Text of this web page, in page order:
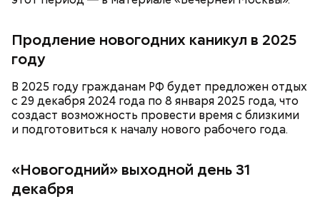
Продление новогодних каникул в 2025
году
В 2025 году гражданам РФ будет предложен отдых
с 29 декабря 2024 года по 8 января 2025 года, что
создаст возможность провести время с близкими
и подготовиться к началу нового рабочего года.
«Новогодний» выходной день 31
декабря
Ранние плоды, по словам врача, лучше не есть: